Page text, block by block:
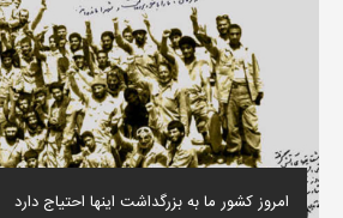
امروز کشور ما به بزرگداشت اینها احتیاج دارد